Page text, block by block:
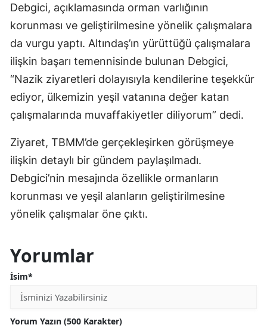
Debgici, açıklamasında orman varlığının
korunması ve geliştirilmesine yönelik çalışmalara
da vurgu yaptı. Altındaş’ın yürüttüğü çalışmalara
ilişkin başarı temennisinde bulunan Debgici,
“Nazik ziyaretleri dolayısıyla kendilerine teşekkür
ediyor, ülkemizin yeşil vatanına değer katan
çalışmalarında muvaffakiyetler diliyorum” dedi.
Ziyaret, TBMM’de gerçekleşirken görüşmeye
ilişkin detaylı bir gündem paylaşılmadı.
Debgici’nin mesajında özellikle ormanların
korunması ve yeşil alanların geliştirilmesine
yönelik çalışmalar öne çıktı.
Yorumlar
İsim*
Yorum Yazın (500 Karakter)